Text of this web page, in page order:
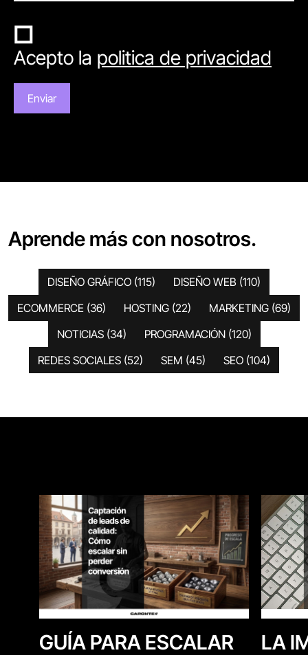
Acepto la politica de privacidad
Aprende más con nosotros.
DISEÑO GRÁFICO (115) DISEÑO WEB (110)
ECOMMERCE (36) HOSTING (22) MARKETING (69)
NOTICIAS (34) PROGRAMACIÓN (120)
REDES SOCIALES (52) SEM (45) SEO (104)
GUÍA PARA ESCALAR
LA